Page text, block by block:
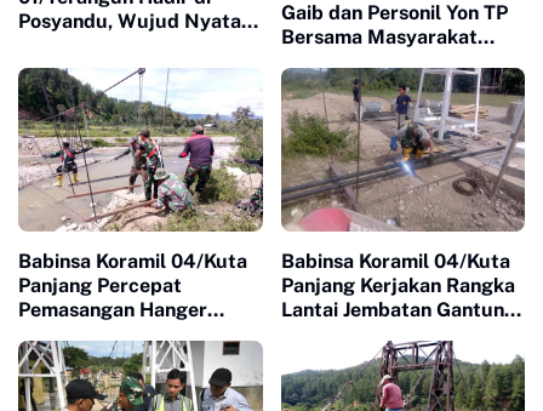
Posyandu, Wujud Nyata
Kesehatan Masyarakat
Gaib dan Personil Yon TP
Bersama Masyarakat
Mengumpulkan Batu
Untuk Jembatan Gantung
Babinsa Koramil 04/Kuta
Panjang Percepat
Pemasangan Hanger
Gantung Kejar Target
Cepat Selesai
Babinsa Koramil 04/Kuta
Panjang Kerjakan Rangka
Lantai Jembatan Gantung